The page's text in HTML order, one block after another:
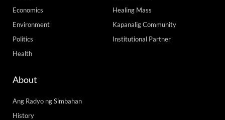
Economics
Environment
Politics
Health
Healing Mass
Kapanalig Community
Institutional Partner
About
Ang Radyo ng Simbahan
History